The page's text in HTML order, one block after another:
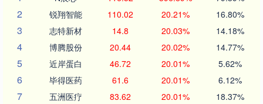
2 锐翔智能 110.02 20.21% 16.80%
3 志特新材 14.8 20.03% 14.18%
4 博腾股份 20.44 20.02% 14.77%
5 近岸蛋白 46.72 20.01% 5.62%
6 毕得医药 61.6 20.01% 6.12%
7 五洲医疗 83.62 20.01% 18.37%